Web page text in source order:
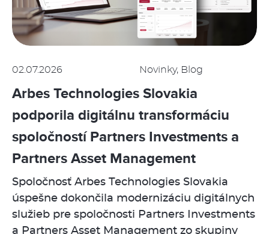
02.07.2026 Novinky, Blog
Arbes Technologies Slovakia
podporila digitálnu transformáciu
spoločností Partners Investments a
Partners Asset Management
Spoločnosť Arbes Technologies Slovakia
úspešne dokončila modernizáciu digitálnych
služieb pre spoločnosti Partners Investments
a Partners Asset Management zo skupiny